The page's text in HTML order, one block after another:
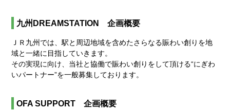
九州DREAMSTATION 企画概要
ＪＲ九州では、駅と周辺地域を含めたさらなる賑わい創りを地
域と一緒に目指していきます。
その実現に向け、当社と協働で賑わい創りをして頂ける“にぎわ
いパートナー”を一般募集しております。
OFA SUPPORT 企画概要